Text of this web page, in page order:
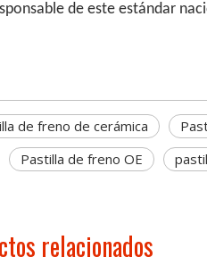
de este estándar
de freno de cerámica
Pastilla de freno OE
relacionados